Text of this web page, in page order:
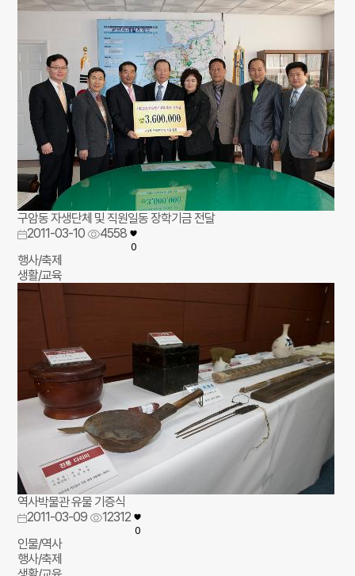
구암동 자생단체 및 직원일동 장학기금 전달
2011-03-10
4558
0
행사/축제
생활/교육
역사박물관 유물 기증식
2011-03-09
12312
0
인물/역사
행사/축제